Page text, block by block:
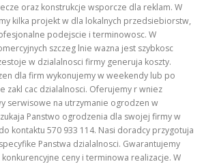
oraz konstrukcje wsporcze dla reklam. W
kilka projekt w dla lokalnych przedsiebiorstw,
podejscie i terminowosc. W
szczeg lnie wazna jest szybkosc
w dzialalnosci firmy generuja koszty.
dla firm wykonujemy w weekendy lub po
zakl cac dzialalnosci. Oferujemy r wniez
serwisowe na utrzymanie ogrodzen w
Panstwo ogrodzenia dla swojej firmy w
kontaktu 570 933 114. Nasi doradcy przygotuja
Panstwa dzialalnosci. Gwarantujemy
ceny i terminowa realizacje. W